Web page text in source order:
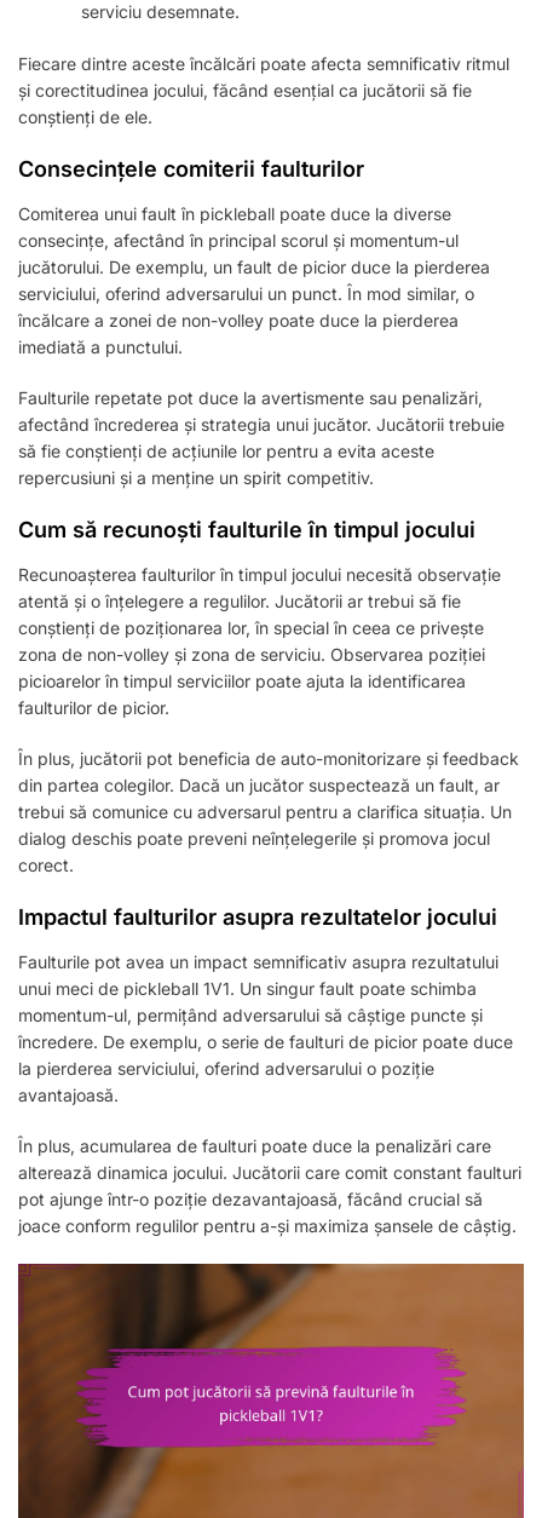
serviciu desemnate.
Fiecare dintre aceste încălcări poate afecta semnificativ ritmul
și corectitudinea jocului, făcând esențial ca jucătorii să fie
conștienți de ele.
Consecințele comiterii faulturilor
Comiterea unui fault în pickleball poate duce la diverse
consecințe, afectând în principal scorul și momentum-ul
jucătorului. De exemplu, un fault de picior duce la pierderea
serviciului, oferind adversarului un punct. În mod similar, o
încălcare a zonei de non-volley poate duce la pierderea
imediată a punctului.
Faulturile repetate pot duce la avertismente sau penalizări,
afectând încrederea și strategia unui jucător. Jucătorii trebuie
să fie conștienți de acțiunile lor pentru a evita aceste
repercusiuni și a menține un spirit competitiv.
Cum să recunoști faulturile în timpul jocului
Recunoașterea faulturilor în timpul jocului necesită observație
atentă și o înțelegere a regulilor. Jucătorii ar trebui să fie
conștienți de poziționarea lor, în special în ceea ce privește
zona de non-volley și zona de serviciu. Observarea poziției
picioarelor în timpul serviciilor poate ajuta la identificarea
faulturilor de picior.
În plus, jucătorii pot beneficia de auto-monitorizare și feedback
din partea colegilor. Dacă un jucător suspectează un fault, ar
trebui să comunice cu adversarul pentru a clarifica situația. Un
dialog deschis poate preveni neînțelegerile și promova jocul
corect.
Impactul faulturilor asupra rezultatelor jocului
Faulturile pot avea un impact semnificativ asupra rezultatului
unui meci de pickleball 1V1. Un singur fault poate schimba
momentum-ul, permițând adversarului să câștige puncte și
încredere. De exemplu, o serie de faulturi de picior poate duce
la pierderea serviciului, oferind adversarului o poziție
avantajoasă.
În plus, acumularea de faulturi poate duce la penalizări care
alterează dinamica jocului. Jucătorii care comit constant faulturi
pot ajunge într-o poziție dezavantajoasă, făcând crucial să
joace conform regulilor pentru a-și maximiza șansele de câștig.